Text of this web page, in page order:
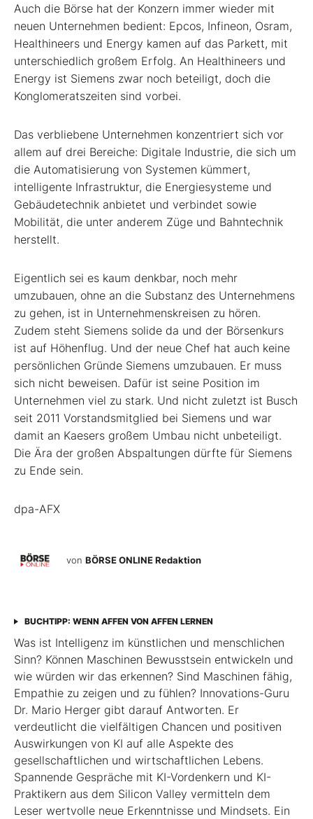
Auch die Börse hat der Konzern immer wieder mit
neuen Unternehmen bedient: Epcos, Infineon, Osram,
Healthineers und Energy kamen auf das Parkett, mit
unterschiedlich großem Erfolg. An Healthineers und
Energy ist Siemens zwar noch beteiligt, doch die
Konglomeratszeiten sind vorbei.
Das verbliebene Unternehmen konzentriert sich vor
allem auf drei Bereiche: Digitale Industrie, die sich um
die Automatisierung von Systemen kümmert,
intelligente Infrastruktur, die Energiesysteme und
Gebäudetechnik anbietet und verbindet sowie
Mobilität, die unter anderem Züge und Bahntechnik
herstellt.
Eigentlich sei es kaum denkbar, noch mehr
umzubauen, ohne an die Substanz des Unternehmens
zu gehen, ist in Unternehmenskreisen zu hören.
Zudem steht Siemens solide da und der Börsenkurs
ist auf Höhenflug. Und der neue Chef hat auch keine
persönlichen Gründe Siemens umzubauen. Er muss
sich nicht beweisen. Dafür ist seine Position im
Unternehmen viel zu stark. Und nicht zuletzt ist Busch
seit 2011 Vorstandsmitglied bei Siemens und war
damit an Kaesers großem Umbau nicht unbeteiligt.
Die Ära der großen Abspaltungen dürfte für Siemens
zu Ende sein.
dpa-AFX
von BÖRSE ONLINE Redaktion
BUCHTIPP: WENN AFFEN VON AFFEN LERNEN
Was ist Intelligenz im künstlichen und menschlichen
Sinn? Können Maschinen Bewusstsein entwickeln und
wie würden wir das erkennen? Sind Maschinen fähig,
Empathie zu zeigen und zu fühlen? Innovations-Guru
Dr. Mario Herger gibt darauf Antworten. Er
verdeutlicht die viel­fältigen Chancen und positiven
Auswirkungen von KI auf alle Aspekte des
gesellschaftlichen und wirtschaftlichen Lebens.
Spannende Gespräche mit KI-Vordenkern und KI-
Praktikern aus dem Silicon Valley vermitteln dem
Leser wertvolle neue Erkenntnisse und Mindsets. Ein